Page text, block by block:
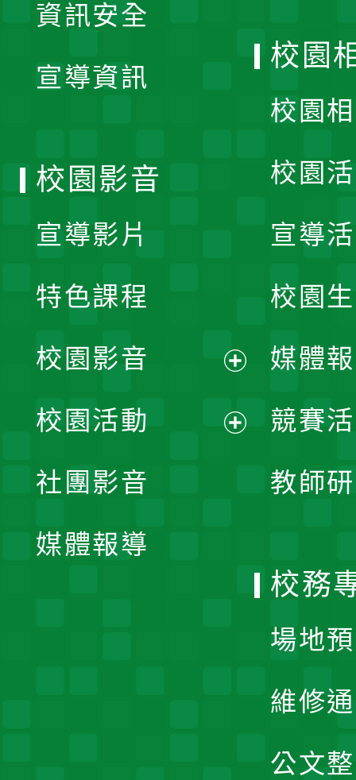
資訊安全
宣導資訊
校園
校園
校園
宣導
校園
媒體
競賽
教師
校園影音
宣導影片
特色課程
校園影音
開
校園活動
社團影音
媒體報導
校務
場地
維修
公文